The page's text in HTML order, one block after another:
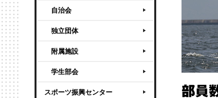
自治会
独立団体
附属施設
学生部会
スポーツ振興センター 部員